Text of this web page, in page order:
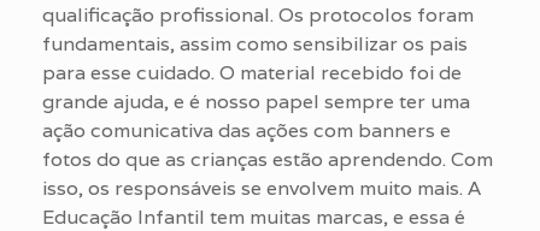
qualificação profissional. Os protocolos foram
fundamentais, assim como sensibilizar os pais
para esse cuidado. O material recebido foi de
grande ajuda, e é nosso papel sempre ter uma
ação comunicativa das ações com banners e
fotos do que as crianças estão aprendendo. Com
isso, os responsáveis se envolvem muito mais. A
Educação Infantil tem muitas marcas, e essa é